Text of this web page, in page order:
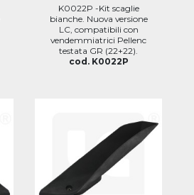
K0022P -Kit scaglie
bianche. Nuova versione
LC, compatibili con
vendemmiatrici Pellenc
testata GR (22+22).
cod. K0022P